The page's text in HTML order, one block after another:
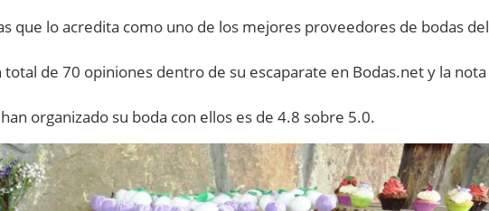
que lo acredita como uno de los mejores proveedores de bodas del
total de 70 opiniones dentro de su escaparate en Bodas.net y la nota
organizado su boda con ellos es de 4.8 sobre 5.0.